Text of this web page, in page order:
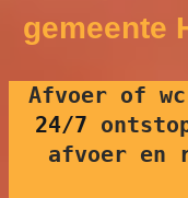
gemeente
Afvoer of
24/7
afvoer en